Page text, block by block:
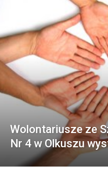
Wolontariusze ze
Nr 4 w Olkuszu